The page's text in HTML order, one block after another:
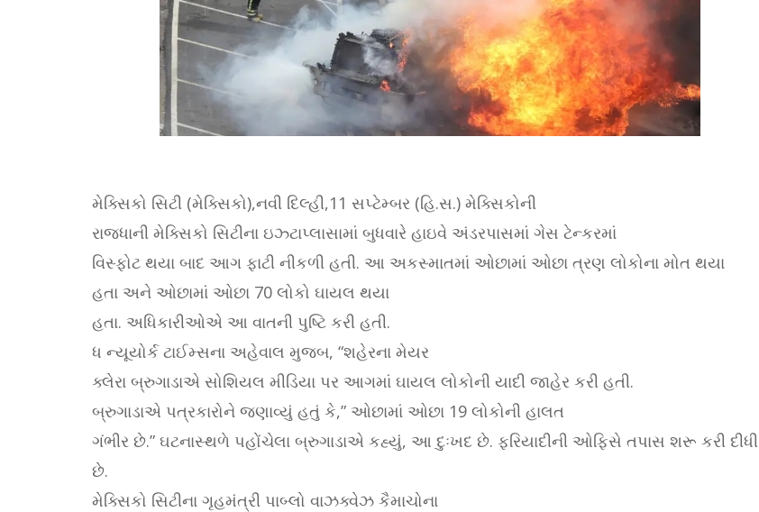
મેક્સિકો સિટી (મેક્સિકો),નવી દિલ્હી,11 સપ્ટેમ્બર (હિ.સ.) મેક્સિકોની
રાજધાની મેક્સિકો સિટીના ઇઝ્ટાપ્લાસામાં બુધવારે હાઇવે અંડરપાસમાં ગેસ ટેન્કરમાં
વિસ્ફોટ થયા બાદ આગ ફાટી નીકળી હતી. આ અકસ્માતમાં ઓછામાં ઓછા ત્રણ લોકોના મોત થયા
હતા અને ઓછામાં ઓછા 70 લોકો ઘાયલ થયા
હતા. અધિકારીઓએ આ વાતની પુષ્ટિ કરી હતી.
ધ ન્યૂયોર્ક ટાઈમ્સના અહેવાલ મુજબ, “શહેરના મેયર
ક્લેરા બ્રુગાડાએ સોશિયલ મીડિયા પર આગમાં ઘાયલ લોકોની યાદી જાહેર કરી હતી.
બ્રુગાડાએ પત્રકારોને જણાવ્યું હતું કે,” ઓછામાં ઓછા 19 લોકોની હાલત
ગંભીર છે.” ઘટનાસ્થળે પહોંચેલા બ્રુગાડાએ કહ્યું, આ દુઃખદ છે. ફરિયાદીની ઓફિસે તપાસ શરૂ કરી દીધી
છે.
મેક્સિકો સિટીના ગૃહમંત્રી પાબ્લો વાઝક્વેઝ કૈમાચોના